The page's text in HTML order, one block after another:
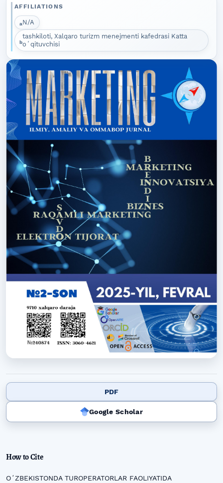
AFFILIATIONS
aN/A
b
tashkiloti, Xalqaro turizm menejmenti kafedrasi Katta
oʻqituvchisi
PDF
Google Scholar
How to Cite
OʻZBEKISTONDA TUROPERATORLAR FAOLIYATIDA